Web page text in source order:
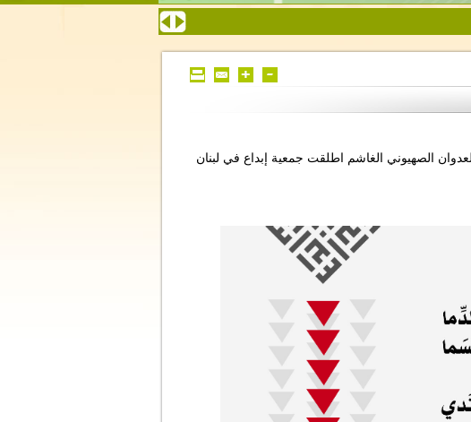
الصهيوني الغاشم اطلقت جمعية إبداع في لبنان